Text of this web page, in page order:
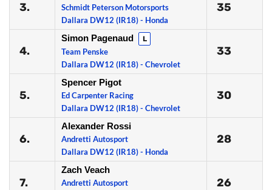
3.
Schmidt Peterson Motorsports
Dallara DW12 (IR18) - Honda
35
4.
Simon Pagenaud L
Team Penske
Dallara DW12 (IR18) - Chevrolet
33
5.
Spencer Pigot
Ed Carpenter Racing
Dallara DW12 (IR18) - Chevrolet
30
6.
Alexander Rossi
Andretti Autosport
Dallara DW12 (IR18) - Honda
28
7.
Zach Veach
Andretti Autosport
26